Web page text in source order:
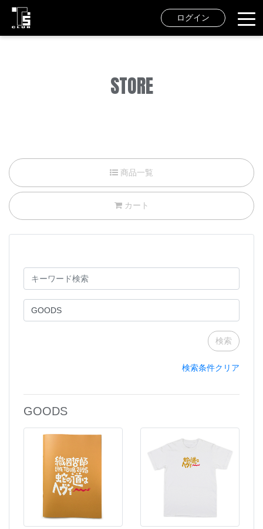
ログイン
STORE
商品一覧
カート
検索条件クリア
GOODS